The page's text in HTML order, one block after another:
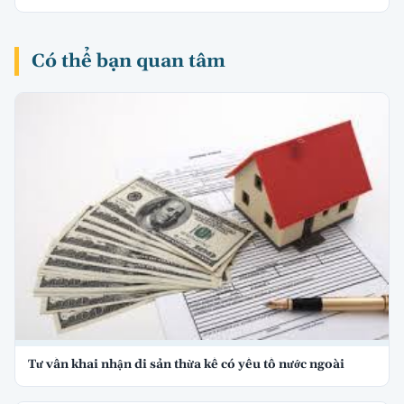
Có thể bạn quan tâm
Tư vấn khai nhận di sản thừa kế có yếu tố nước ngoài